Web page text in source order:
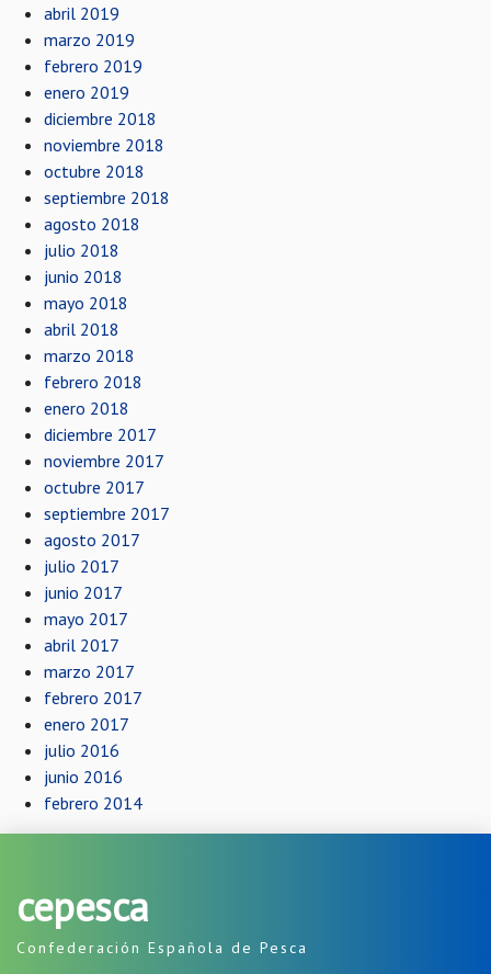
abril 2019
marzo 2019
febrero 2019
enero 2019
diciembre 2018
noviembre 2018
octubre 2018
septiembre 2018
agosto 2018
julio 2018
junio 2018
mayo 2018
abril 2018
marzo 2018
febrero 2018
enero 2018
diciembre 2017
noviembre 2017
octubre 2017
septiembre 2017
agosto 2017
julio 2017
junio 2017
mayo 2017
abril 2017
marzo 2017
febrero 2017
enero 2017
julio 2016
junio 2016
febrero 2014
cepesca
Confederación Española de Pesca